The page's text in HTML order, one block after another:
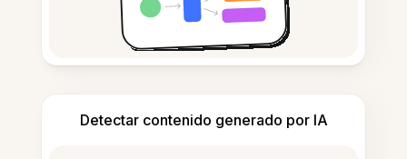
Detectar contenido generado por IA